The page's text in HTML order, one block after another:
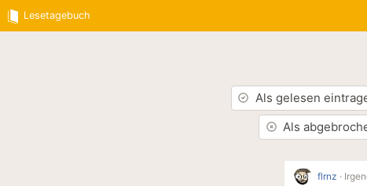
Lesetagebuch
Als gelesen
Als
flrnz ·